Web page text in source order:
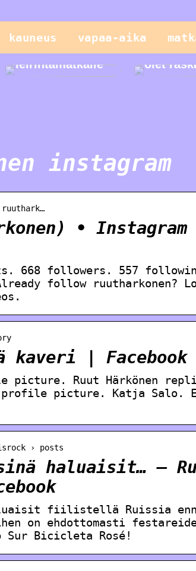
kauneus vapaa-aika
Helppo illallinen
leirintämatkalle
olet
instagram
• Instagram
668 followers. 557
follow ruutharkonen?
kaveri | Facebook
picture. Ruut Härkönen
picture. Katja Salo.
› posts
sinä haluaisit… –
fiilistellä Ruissia
on ehdottomasti
Bicicleta Rosé!